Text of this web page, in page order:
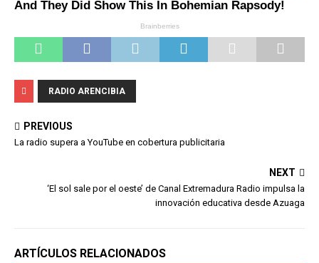
RADIO ARENCIBIA
PREVIOUS
La radio supera a YouTube en cobertura publicitaria
NEXT
‘El sol sale por el oeste’ de Canal Extremadura Radio impulsa la
innovación educativa desde Azuaga
ARTÍCULOS RELACIONADOS